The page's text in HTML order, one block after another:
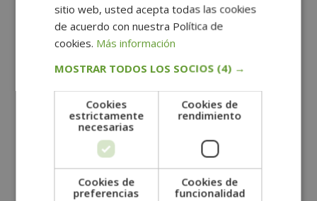
sitio web, usted acepta todas las cookies
de acuerdo con nuestra Política de
cookies. Más información
MOSTRAR TODOS LOS SOCIOS (4) →
Cookies
estrictamente
necesarias
Cookies de
rendimiento
Cookies de
preferencias
Cookies de
funcionalidad